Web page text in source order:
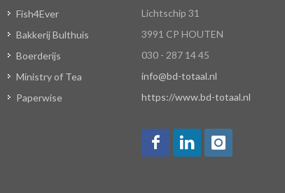
Fish4Ever
Bakkerij Bulthuis
Boerderijs
Ministry of Tea
Paperwise
Lichtschip 31
3991 CP HOUTEN
030 - 287 14 45
info@bd-totaal.nl
https://www.bd-totaal.nl